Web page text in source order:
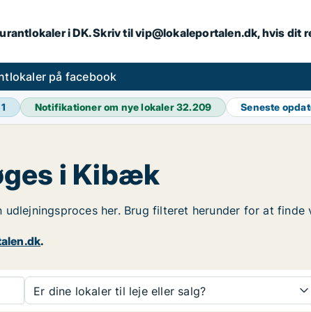
i DK. Skriv til vip@lokaleportalen.dk, hvis dit
på facebook
1 Notifikationer om nye lokaler32.209 Seneste
i Kibæk
her. Brug filteret herunder for at
.
Er dine lokaler til leje eller salg?